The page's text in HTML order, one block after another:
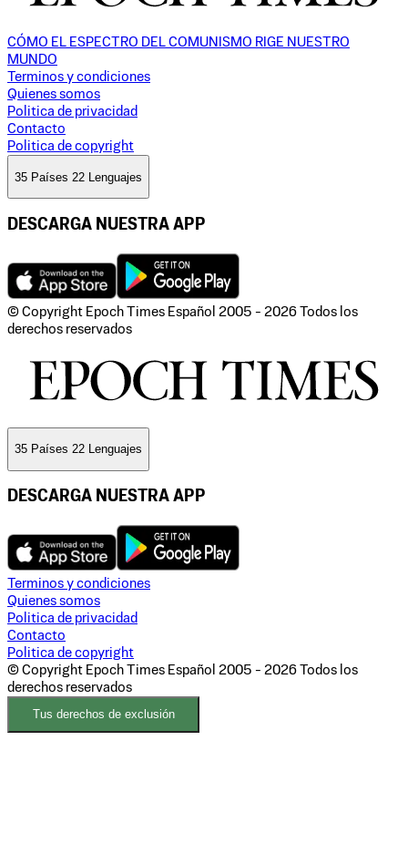
CÓMO EL ESPECTRO DEL COMUNISMO RIGE NUESTRO
MUNDO
Terminos y condiciones
Quienes somos
Politica de privacidad
Contacto
Politica de copyright
35 Países 22 Lenguajes
DESCARGA NUESTRA APP
© Copyright Epoch Times Español 2005 - 2026 Todos los
derechos reservados
35 Países 22 Lenguajes
DESCARGA NUESTRA APP
Terminos y condiciones
Quienes somos
Politica de privacidad
Contacto
Politica de copyright
© Copyright Epoch Times Español 2005 - 2026 Todos los
derechos reservados
Tus derechos de exclusión